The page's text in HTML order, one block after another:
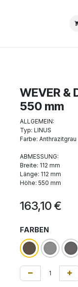
WEVER &
550 mm
ALLGEMEIN:
Typ: LINUS
Farbe:
ABMESSUNG:
Breite: 112 mm
Länge: 112 mm
Höhe: 550 mm
163,10 €
FARBEN